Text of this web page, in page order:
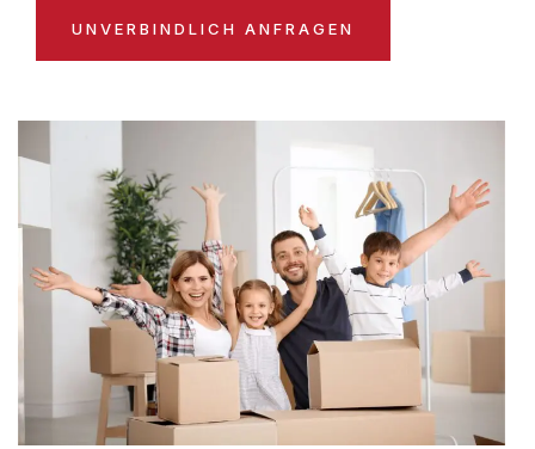
UNVERBINDLICH ANFRAGEN